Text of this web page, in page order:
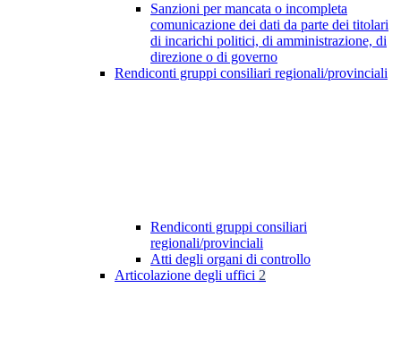
Sanzioni per mancata o incompleta
comunicazione dei dati da parte dei titolari
di incarichi politici, di amministrazione, di
direzione o di governo
Rendiconti gruppi consiliari regionali/provinciali
Rendiconti gruppi consiliari
regionali/provinciali
Atti degli organi di controllo
Articolazione degli uffici 2